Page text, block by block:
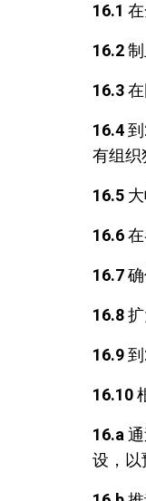
16.1
16.2
16.3
16.4
有组织
16.5
16.6
16.7
16.8
16.9
16.10
16.a
设，以